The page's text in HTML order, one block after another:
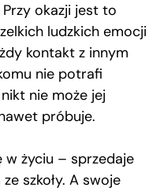
okazji jest to
ludzkich emocji
kontakt z innym
nie potrafi
nie może jej
próbuje.
w życiu – sprzedaje
szkoły. A swoje